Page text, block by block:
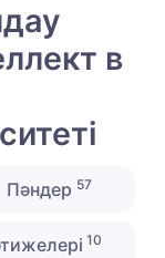
в
Пәндер 57
10